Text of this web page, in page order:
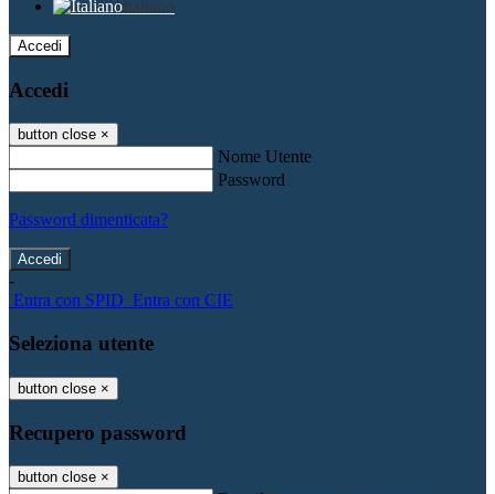
Italiano
Accedi
Accedi
button close ×
Nome Utente
Password
Password dimenticata?
-
Entra con SPID Entra con CIE
Seleziona utente
button close ×
Recupero password
button close ×